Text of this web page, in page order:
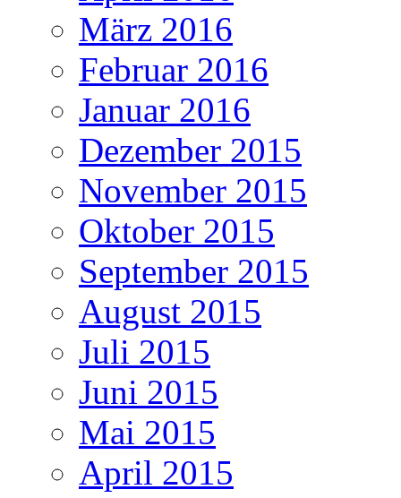
März 2016
Februar 2016
Januar 2016
Dezember 2015
November 2015
Oktober 2015
September 2015
August 2015
Juli 2015
Juni 2015
Mai 2015
April 2015